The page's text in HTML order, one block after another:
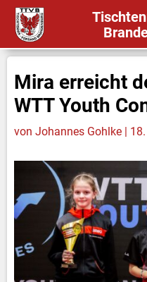
Mira erreicht
WTT Youth
von Johannes Gohlke |